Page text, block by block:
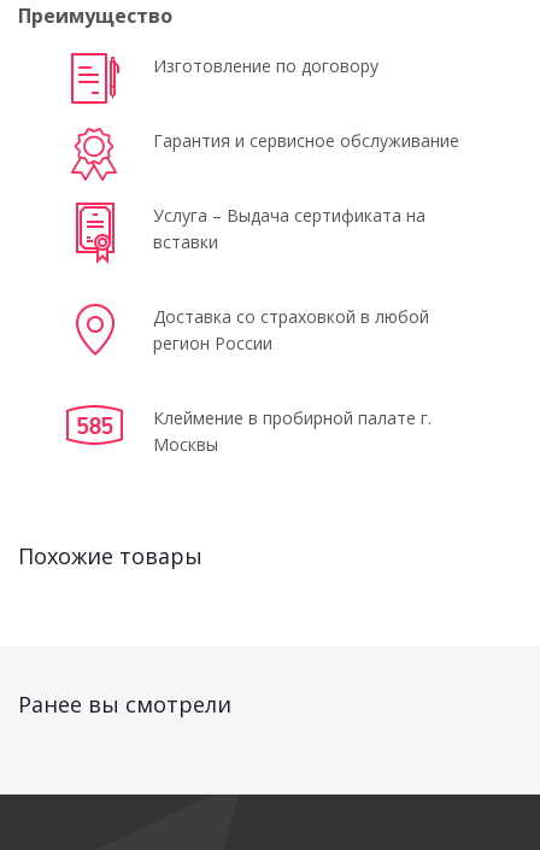
Преимущество
Изготовление по договору
Гарантия и сервисное обслуживание
Услуга – Выдача сертификата на
вставки
Доставка со страховкой в любой
регион России
Клеймение в пробирной палате г.
Москвы
Похожие товары
Ранее вы смотрели